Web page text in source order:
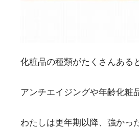
化粧品の種類がたくさんある
アンチエイジングや年齢化粧
わたしは更年期以降、強かっ